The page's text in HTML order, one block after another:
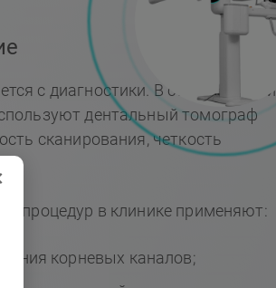
с диагностики. В стоматологии
дентальный томограф
сканирования, четкость
процедур в клинике применяют:
корневых каналов;